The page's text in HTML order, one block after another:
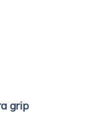
grip